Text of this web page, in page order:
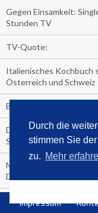
Durch die
stimmen Sie
zu. Mehr
Gegen Einsamkeit:
Stunden TV
TV-Quote:
Italienisches Kochbuch
Österreich und Schweiz
Blick in die Garage der
Die Deutschen
Schweizer noch
Meistverkaufte Blu-ray
Disney
Impressum